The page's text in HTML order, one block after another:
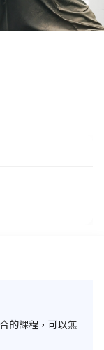
的課程，可以無